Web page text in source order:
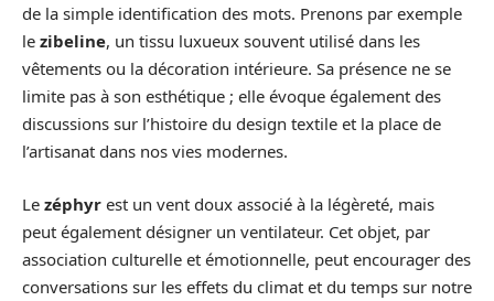
de la simple identification des mots. Prenons par exemple
le zibeline, un tissu luxueux souvent utilisé dans les
vêtements ou la décoration intérieure. Sa présence ne se
limite pas à son esthétique ; elle évoque également des
discussions sur l’histoire du design textile et la place de
l’artisanat dans nos vies modernes.
Le zéphyr est un vent doux associé à la légèreté, mais
peut également désigner un ventilateur. Cet objet, par
association culturelle et émotionnelle, peut encourager des
conversations sur les effets du climat et du temps sur notre